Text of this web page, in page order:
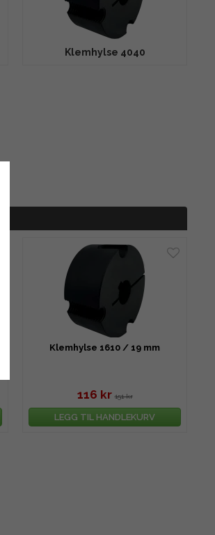
Klemhylse 4040
Klemhylse 1610 / 19 mm
116 kr 151 kr
LEGG TIL HANDLEKURV